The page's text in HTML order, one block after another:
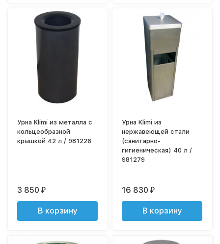
Урна Klimi из металла с
кольцеобразной
крышкой 42 л / 981226
3 850₽
В корзину
Урна Klimi из
нержавеющей стали
(санитарно-
гигиеническая) 40 л /
981279
16 830₽
В корзину